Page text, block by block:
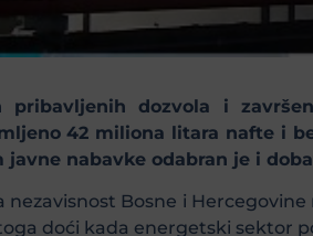
pribavljenih dozvola i
42 miliona litara nafte i
javne nabavke odabran je i
nezavisnost Bosne i
doći kada energetski sektor